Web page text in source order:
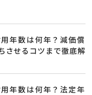
年数は何年？減価償
させるコツまで徹底解
年数は何年？法定年